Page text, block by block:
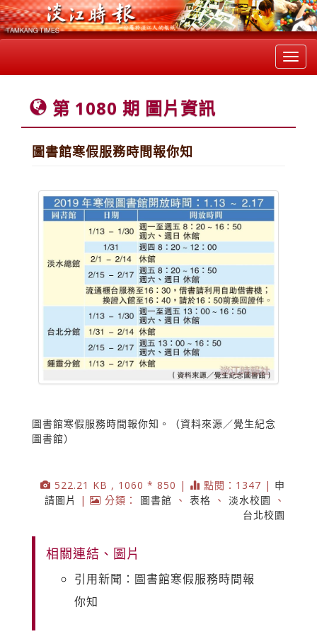
第 1080 期 圖片資訊
圖書館寒假服務時間報你知
圖書館寒假服務時間報你知。（資料來源／覺生紀念
圖書館）
522.21 KB , 1060 * 850 | 點閱：1347 | 申
請圖片
| 分類： 圖書館 、 表格 、 淡水校園
、
台北校園
相關連結、圖片
引用新聞：圖書館寒假服務時間報
你知